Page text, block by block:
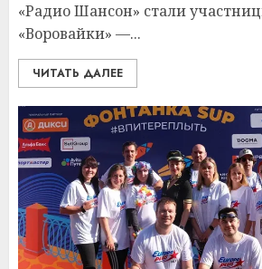
«Радио Шансон» стали
«Воровайки» —...
ЧИТАТЬ ДАЛЕЕ